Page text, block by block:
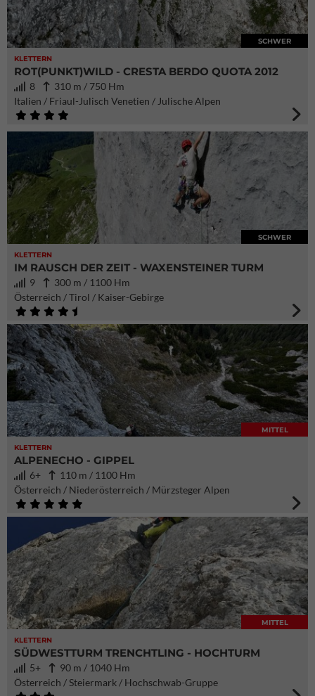
KLETTERN
SCHWER
ROT(PUNKT)WILD - CRESTA BERDO QUOTA 2012
8
310 m / 750 Hm
Italien / Friaul-Julisch Venetien / Julische Alpen
KLETTERN
SCHWER
IM RAUSCH DER ZEIT - WAXENSTEINER TURM
9
300 m / 1100 Hm
Österreich / Tirol / Kaiser-Gebirge
KLETTERN
MITTEL
ALPENECHO - GIPPEL
6+
110 m / 1100 Hm
Österreich / Niederösterreich / Mürzsteger Alpen
KLETTERN
MITTEL
SÜDWESTTURM TRENCHTLING - HOCHTURM
5+
90 m / 1040 Hm
Österreich / Steiermark / Hochschwab-Gruppe